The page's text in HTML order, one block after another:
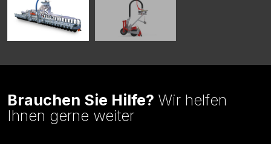
Brauchen Sie Hilfe? Wir helfen
Ihnen gerne weiter